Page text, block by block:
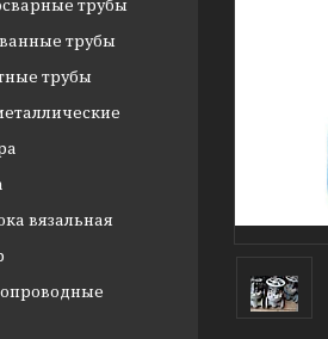
трубы
трубы
трубы
вязальная